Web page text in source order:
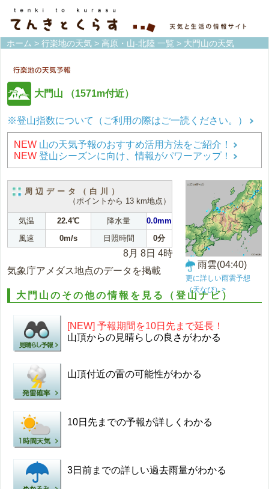
ホーム > 行楽地の天気 > 高原・山-北陸 一覧 > 大門山の天気
大門山 （1571m付近）
※登山指数について（ご利用の際はご一読ください。）
NEW 山の天気予報のおすすめ活用方法をご紹介！
NEW 登山シーズンに向け、情報がパワーアップ！
周辺データ（白川）
（ポイントから 13 km地点）
気温 22.4℃ 降水量
0.0mm
風速
0m/s 日照時間 0分
8月 8日 4時
気象庁アメダス地点のデータを掲載
雨雲(04:40)
更に詳しい雨雲予想
（天なび）>
大門山のその他の情報を見る（登山ナビ）
[NEW] 予報期間を10日先まで延長！
山頂からの見晴らしの良さがわかる
山頂付近の雷の可能性がわかる
10日先までの予報が詳しくわかる
3日前までの詳しい過去雨量がわかる